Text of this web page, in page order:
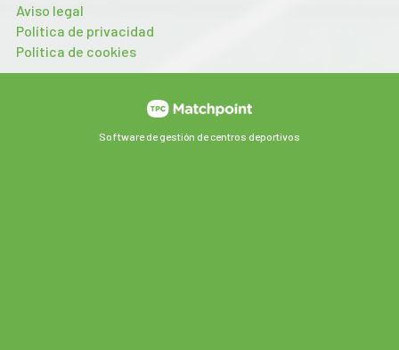
Aviso legal
Política de privacidad
Política de cookies
Software de gestión de centros deportivos